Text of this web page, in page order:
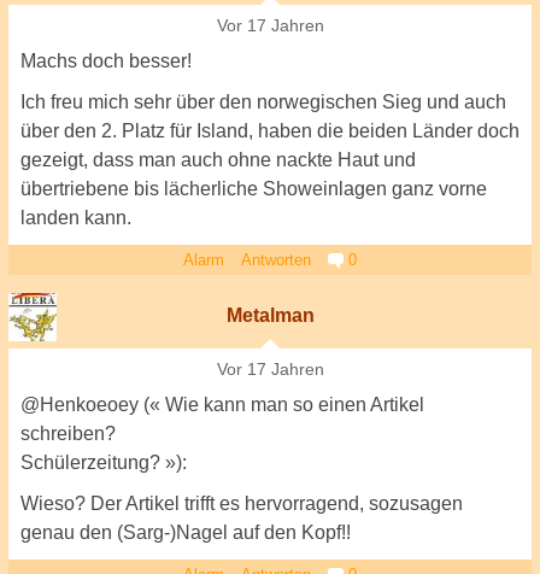
Vor 17 Jahren
Machs doch besser!
Ich freu mich sehr über den norwegischen Sieg und auch
über den 2. Platz für Island, haben die beiden Länder doch
gezeigt, dass man auch ohne nackte Haut und
übertriebene bis lächerliche Showeinlagen ganz vorne
landen kann.
Alarm Antworten 0
Metalman
Vor 17 Jahren
@Henkoeoey (« Wie kann man so einen Artikel
schreiben?
Schülerzeitung? »):
Wieso? Der Artikel trifft es hervorragend, sozusagen
genau den (Sarg-)Nagel auf den Kopf!!